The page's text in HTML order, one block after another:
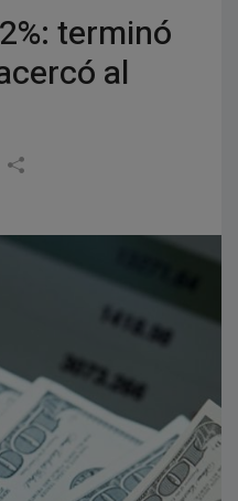
terminó
al